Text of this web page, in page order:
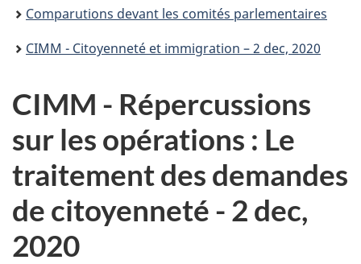
Comparutions devant les comités parlementaires
CIMM - Citoyenneté et immigration – 2 dec, 2020
CIMM - Répercussions
sur les opérations : Le
traitement des demandes
de citoyenneté - 2 dec,
2020